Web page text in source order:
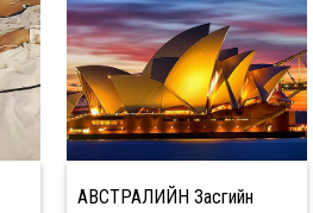
АВСТРАЛИЙН Засгийн